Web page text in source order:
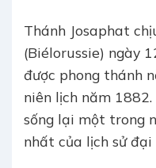
Thánh Josaphat
(Biélorussie) ngày
được phong thánh
niên lịch năm
sống lại một trong
nhất của lịch sử đại